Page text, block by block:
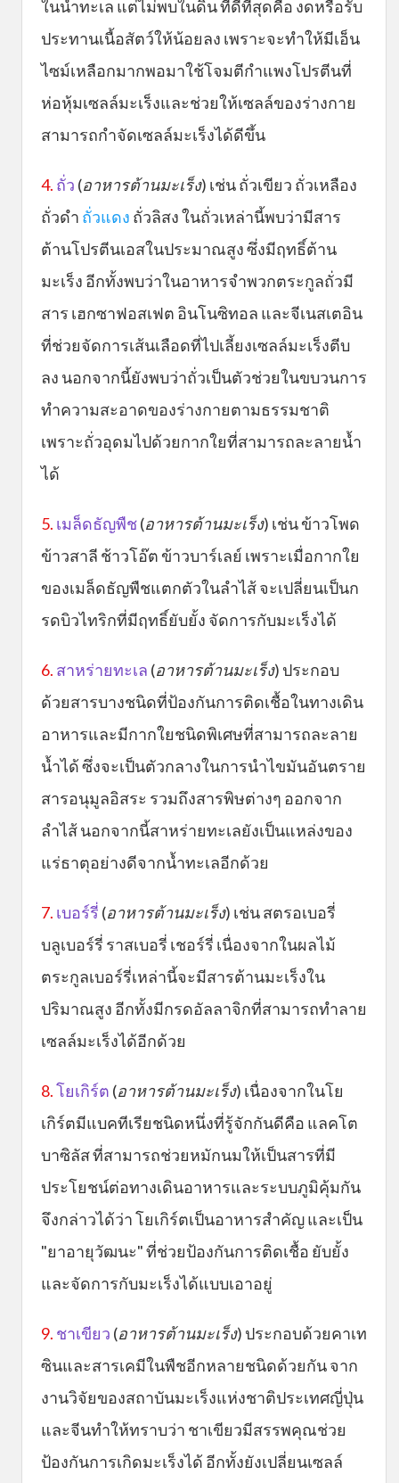
ในน้ำทะเล แต่ไม่พบในดิน ที่ดีที่สุดคือ งดหรือรับ
ประทานเนื้อสัตว์ให้น้อยลง เพราะจะทำให้มีเอ็น
ไซม์เหลือกมากพอมาใช้โจมตีกำแพงโปรตีนที่
ห่อหุ้มเซลล์มะเร็งและช่วยให้เซลล์ของร่างกาย
สามารถกำจัดเซลล์มะเร็งได้ดีขึ้น
4. ถั่ว (อาหารต้านมะเร็ง) เช่น ถั่วเขียว ถั่วเหลือง
ถั่วดำ ถั่วแดง ถั่วลิสง ในถั่วเหล่านี้พบว่ามีสาร
ต้านโปรตีนเอสในประมาณสูง ซึ่งมีฤทธิ์ต้าน
มะเร็ง อีกทั้งพบว่าในอาหารจำพวกตระกูลถั่วมี
สาร เฮกซาฟอสเฟต อินโนซิทอล และจีเนสเตอิน
ที่ช่วยจัดการเส้นเลือดที่ไปเลี้ยงเซลล์มะเร็งตีบ
ลง นอกจากนี้ยังพบว่าถั่วเป็นตัวช่วยในขบวนการ
ทำความสะอาดของร่างกายตามธรรมชาติ
เพราะถั่วอุดมไปด้วยกากใยที่สามารถละลายน้ำ
ได้
5. เมล็ดธัญพืช(อาหารต้านมะเร็ง) เช่น ข้าวโพด
ข้าวสาลี ช้าวโอ๊ต ข้าวบาร์เลย์ เพราะเมื่อกากใย
ของเมล็ดธัญพืชแตกตัวในลำไส้ จะเปลี่ยนเป็นก
รดบิวไทริกที่มีฤทธิ์ยับยั้ง จัดการกับมะเร็งได้
6. สาหร่ายทะเล (อาหารต้านมะเร็ง) ประกอบ
ด้วยสารบางชนิดที่ป้องกันการติดเชื้อในทางเดิน
อาหารและมีกากใยชนิดพิเศษที่สามารถละลาย
น้ำได้ ซึ่งจะเป็นตัวกลางในการนำไขมันอันตราย
สารอนุมูลอิสระ รวมถึงสารพิษต่างๆ ออกจาก
ลำไส้ นอกจากนี้สาหร่ายทะเลยังเป็นแหล่งของ
แร่ธาตุอย่างดีจากน้ำทะเลอีกด้วย
7. เบอร์รี่ (อาหารต้านมะเร็ง) เช่น สตรอเบอรี่
บลูเบอร์รี่ ราสเบอรี่ เชอร์รี่ เนื่องจากในผลไม้
ตระกูลเบอร์รี่เหล่านี้จะมีสารต้านมะเร็งใน
ปริมาณสูง อีกทั้งมีกรดอัลลาจิกที่สามารถทำลาย
เซลล์มะเร็งได้อีกด้วย
8.โยเกิร์ต (อาหารต้านมะเร็ง) เนื่องจากในโย
เกิร์ตมีแบคทีเรียชนิดหนึ่งที่รู้จักกันดีคือ แลคโต
บาซิลัส ที่สามารถช่วยหมักนมให้เป็นสารที่มี
ประโยชน์ต่อทางเดินอาหารและระบบภูมิคุ้มกัน
จึงกล่าวได้ว่า โยเกิร์ตเป็นอาหารสำคัญ และเป็น
"ยาอายุวัฒนะ" ที่ช่วยป้องกันการติดเชื้อ ยับยั้ง
และจัดการกับมะเร็งได้แบบเอาอยู่
9. ชาเขียว (อาหารต้านมะเร็ง) ประกอบด้วยคาเท
ซินและสารเคมีในพืชอีกหลายชนิดด้วยกัน จาก
งานวิจัยของสถาบันมะเร็งแห่งชาติประเทศญี่ปุ่น
และจีนทำให้ทราบว่า ชาเขียวมีสรรพคุณช่วย
ป้องกันการเกิดมะเร็งได้ อีกทั้งยังเปลี่ยนเซลล์